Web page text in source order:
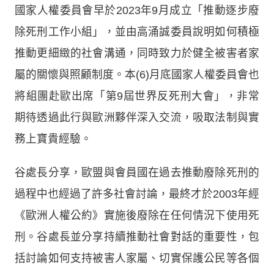
國家人權委員會早於2023年9月成立「推動逐步廢
除死刑工作小組」，並由高涌誠委員說明如何積極
推動更細緻的社會溝通，同時致力於健全被害者家
屬的關懷與照顧制度。本(6)月底國家人權委員會也
將組團赴歐出席「第9屆世界反死刑大會」，非常
期待透過此行與歐洲夥伴深入交流，吸取法制與實
務上寶貴經驗。
谷處長分享，歐盟與會員國在過去推動廢除死刑的
過程中也經過了許多社會討論，最終才於2003年經
《歐洲人權公約》實施後廢除在任何情況下使用死
刑。谷處長並分享持續推動社會對話的重要性，包
括討論如何支持被害人家屬、切實保護公民等各個